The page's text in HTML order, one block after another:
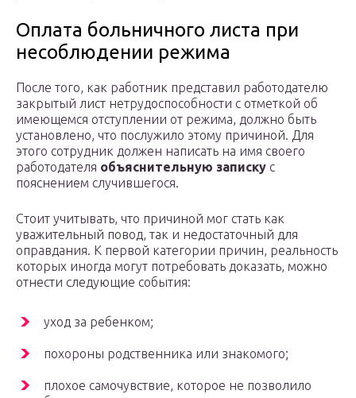
Оплата больничного листа при
несоблюдении режима
После того, как работник представил работодателю
закрытый лист нетрудоспособности с отметкой об
имеющемся отступлении от режима, должно быть
установлено, что послужило этому причиной. Для
этого сотрудник должен написать на имя своего
работодателя объяснительную записку с
пояснением случившегося.
Стоит учитывать, что причиной мог стать как
уважительный повод, так и недостаточный для
оправдания. К первой категории причин, реальность
которых иногда могут потребовать доказать, можно
отнести следующие события:
уход за ребенком;
похороны родственника или знакомого;
плохое самочувствие, которое не позволило